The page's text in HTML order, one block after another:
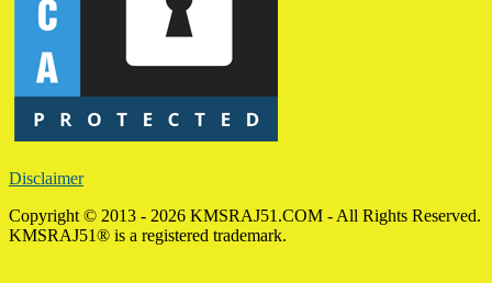
Disclaimer
Copyright © 2013 - 2026 KMSRAJ51.COM - All Rights Reserved.
KMSRAJ51® is a registered trademark.